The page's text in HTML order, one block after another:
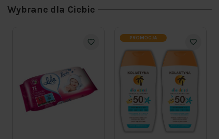
Wybrane dla Ciebie
PROMOCJA